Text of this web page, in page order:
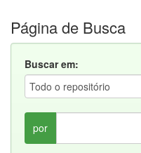
Página de Busca
Buscar em:
por